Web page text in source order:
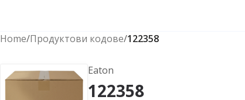
Home/Продуктови кодове/122358
Eaton
122358